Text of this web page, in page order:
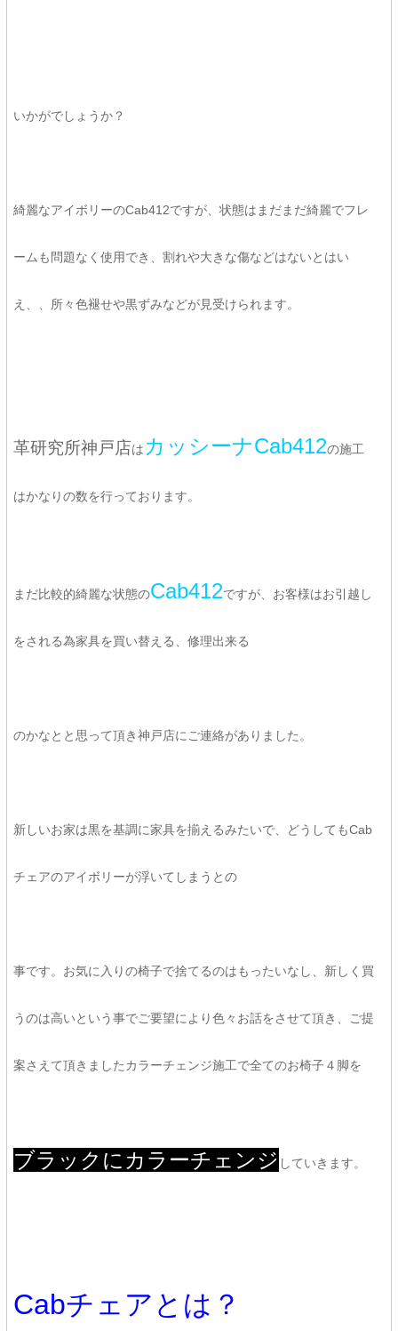
いかがでしょうか？
綺麗なアイボリーのCab412ですが、状態はまだまだ綺麗でフレ
ームも問題なく使用でき、割れや大きな傷などはないとはい
え、、所々色褪せや黒ずみなどが見受けられます。
革研究所神戸店は カッシーナCab412の施工
はかなりの数を行っております。
まだ比較的綺麗な状態のCab412ですが、お客様はお引越し
をされる為家具を買い替える、修理出来る
のかなとと思って頂き神戸店にご連絡がありました。
新しいお家は黒を基調に家具を揃えるみたいで、どうしてもCab
チェアのアイボリーが浮いてしまうとの
事です。お気に入りの椅子で捨てるのはもったいなし、新しく買
うのは高いという事でご要望により色々お話をさせて頂き、ご提
案さえて頂きましたカラーチェンジ施工で全てのお椅子４脚を
ブラックにカラーチェンジ していきます。
Cabチェアとは？